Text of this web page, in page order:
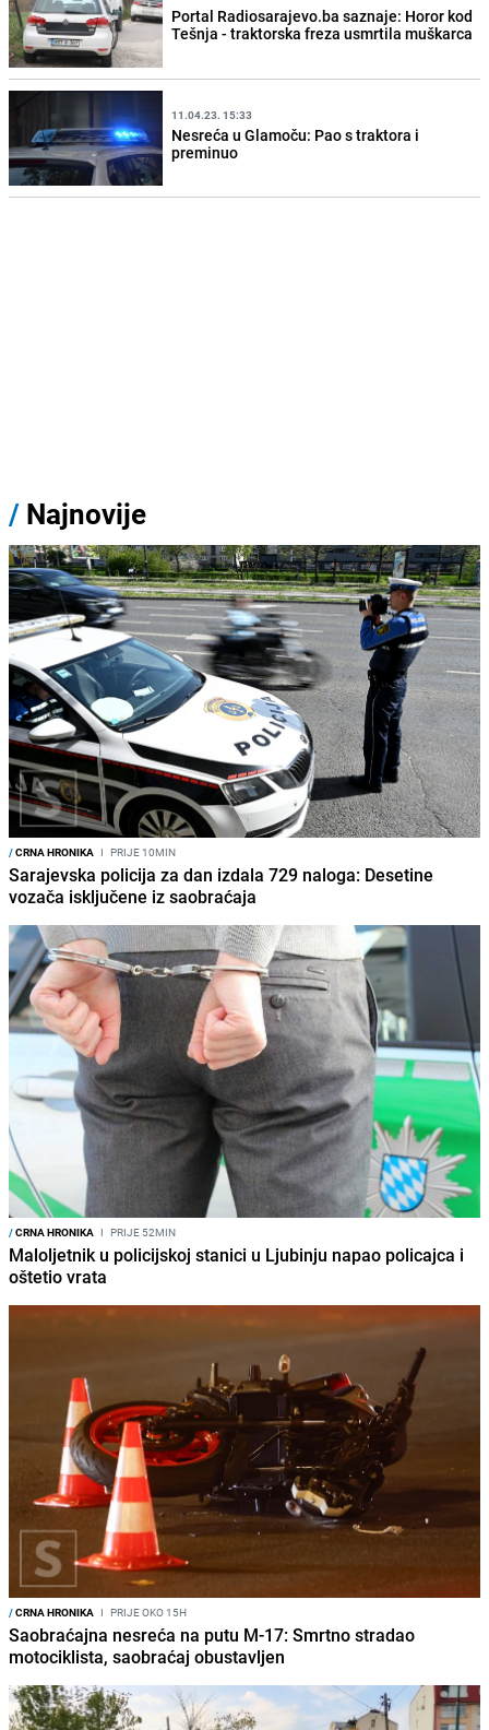
Portal Radiosarajevo.ba saznaje: Horor kod
Tešnja - traktorska freza usmrtila muškarca
11.04.23. 15:33
Nesreća u Glamoču: Pao s traktora i
preminuo
/ Najnovije
/CRNA HRONIKA I PRIJE 10MIN
Sarajevska policija za dan izdala 729 naloga: Desetine
vozača isključene iz saobraćaja
/CRNA HRONIKA I PRIJE 52MIN
Maloljetnik u policijskoj stanici u Ljubinju napao policajca i
oštetio vrata
/CRNA HRONIKA I PRIJE OKO 15H
Saobraćajna nesreća na putu M-17: Smrtno stradao
motociklista, saobraćaj obustavljen